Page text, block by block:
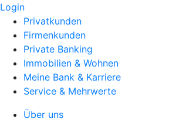
Login
Privatkunden
Firmenkunden
Private Banking
Immobilien & Wohnen
Meine Bank & Karriere
Service & Mehrwerte
Über uns